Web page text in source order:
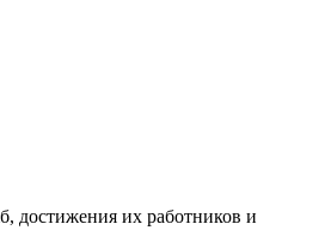
достижения их работников и